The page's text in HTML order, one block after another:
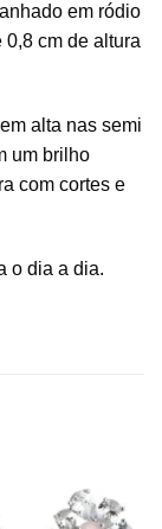
em ródio
0,8 cm de altura
alta nas semi
um brilho
com cortes e
o dia a dia.